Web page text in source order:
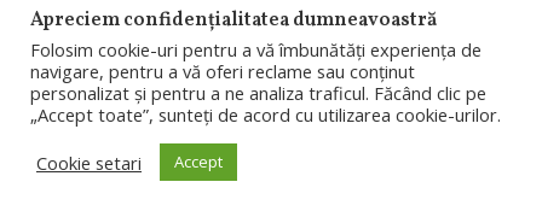
circulat…
Apreciem confidențialitatea dumneavoastră
Folosim cookie-uri pentru a vă îmbunătăți experiența de
navigare, pentru a vă oferi reclame sau conținut
personalizat și pentru a ne analiza traficul. Făcând clic pe
„Accept toate”, sunteți de acord cu utilizarea cookie-urilor.
Cookie setari
Accept